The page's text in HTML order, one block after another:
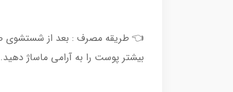
بیشتر پوست را به آرامی ماساژ دهید.